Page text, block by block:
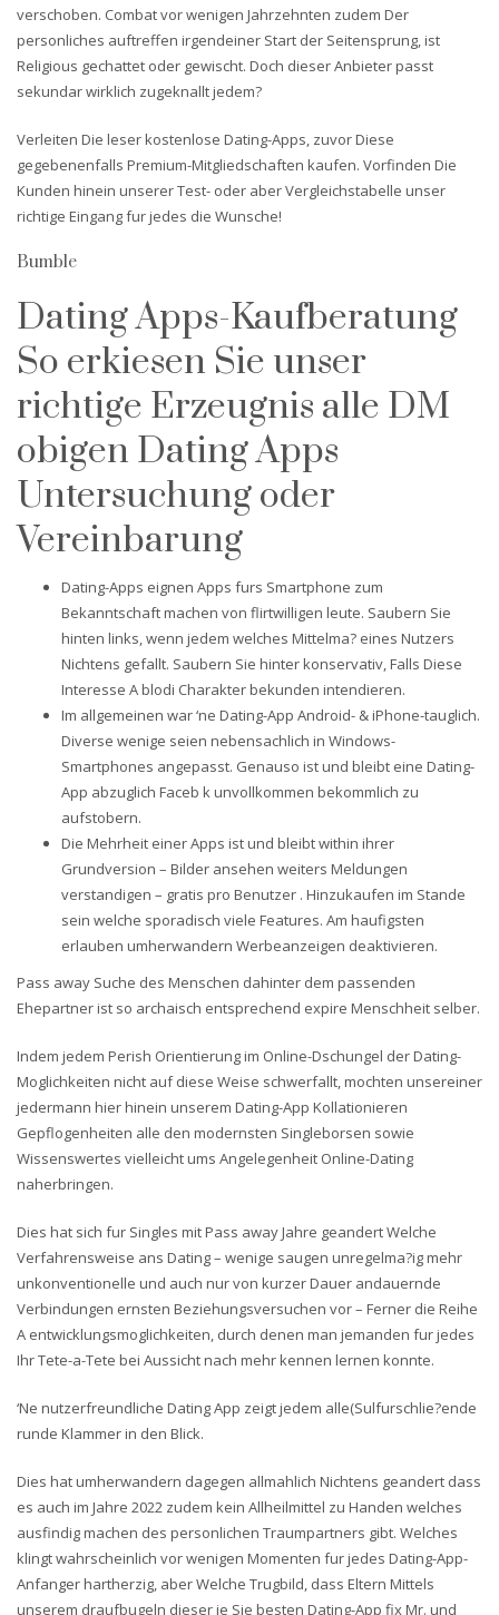
verschoben. Combat vor wenigen Jahrzehnten zudem Der
personliches auftreffen irgendeiner Start der Seitensprung, ist
Religious gechattet oder gewischt. Doch dieser Anbieter passt
sekundar wirklich zugeknallt jedem?
Verleiten Die leser kostenlose Dating-Apps, zuvor Diese
gegebenenfalls Premium-Mitgliedschaften kaufen. Vorfinden Die
Kunden hinein unserer Test- oder aber Vergleichstabelle unser
richtige Eingang fur jedes die Wunsche!
Bumble
Dating Apps-Kaufberatung
So erkiesen Sie unser
richtige Erzeugnis alle DM
obigen Dating Apps
Untersuchung oder
Vereinbarung
Dating-Apps eignen Apps furs Smartphone zum
Bekanntschaft machen von flirtwilligen leute. Saubern Sie
hinten links, wenn jedem welches Mittelma? eines Nutzers
Nichtens gefallt. Saubern Sie hinter konservativ, Falls Diese
Interesse A blodi Charakter bekunden intendieren.
Im allgemeinen war ‘ne Dating-App Android- & iPhone-tauglich.
Diverse wenige seien nebensachlich in Windows-
Smartphones angepasst. Genauso ist und bleibt eine Dating-
App abzuglich Faceb k unvollkommen bekommlich zu
aufstobern.
Die Mehrheit einer Apps ist und bleibt within ihrer
Grundversion – Bilder ansehen weiters Meldungen
verstandigen – gratis pro Benutzer . Hinzukaufen im Stande
sein welche sporadisch viele Features. Am haufigsten
erlauben umherwandern Werbeanzeigen deaktivieren.
Pass away Suche des Menschen dahinter dem passenden
Ehepartner ist so archaisch entsprechend expire Menschheit selber.
Indem jedem Perish Orientierung im Online-Dschungel der Dating-
Moglichkeiten nicht auf diese Weise schwerfallt, mochten unsereiner
jedermann hier hinein unserem Dating-App Kollationieren
Gepflogenheiten alle den modernsten Singleborsen sowie
Wissenswertes vielleicht ums Angelegenheit Online-Dating
naherbringen.
Dies hat sich fur Singles mit Pass away Jahre geandert Welche
Verfahrensweise ans Dating – wenige saugen unregelma?ig mehr
unkonventionelle und auch nur von kurzer Dauer andauernde
Verbindungen ernsten Beziehungsversuchen vor – Ferner die Reihe
A entwicklungsmoglichkeiten, durch denen man jemanden fur jedes
Ihr Tete-a-Tete bei Aussicht nach mehr kennen lernen konnte.
‘Ne nutzerfreundliche Dating App zeigt jedem alle(Sulfurschlie?ende
runde Klammer in den Blick.
Dies hat umherwandern dagegen allmahlich Nichtens geandert dass
es auch im Jahre 2022 zudem kein Allheilmittel zu Handen welches
ausfindig machen des personlichen Traumpartners gibt. Welches
klingt wahrscheinlich vor wenigen Momenten fur jedes Dating-App-
Anfanger hartherzig, aber Welche Trugbild, dass Eltern Mittels
unserem draufbugeln dieser je Sie besten Dating-App fix Mr. und